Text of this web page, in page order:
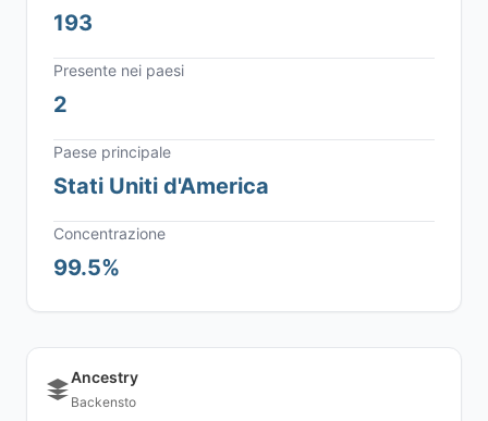
193
Presente nei paesi
2
Paese principale
Stati Uniti d'America
Concentrazione
99.5%
Ancestry
Backensto